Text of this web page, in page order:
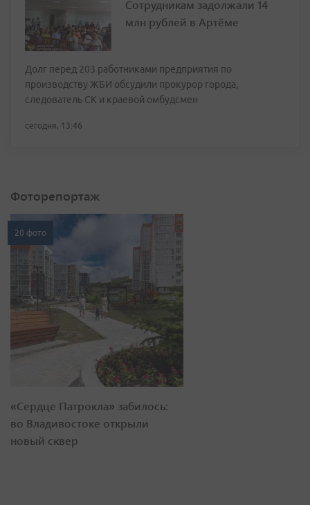
Сотрудникам задолжали 14
млн рублей в Артёме
Долг перед 203 работниками предприятия по
производству ЖБИ обсудили прокурор города,
следователь СК и краевой омбудсмен
сегодня, 13:46
Фоторепортаж
20 фото
«Сердце Патрокла» забилось:
во Владивостоке открыли
новый сквер